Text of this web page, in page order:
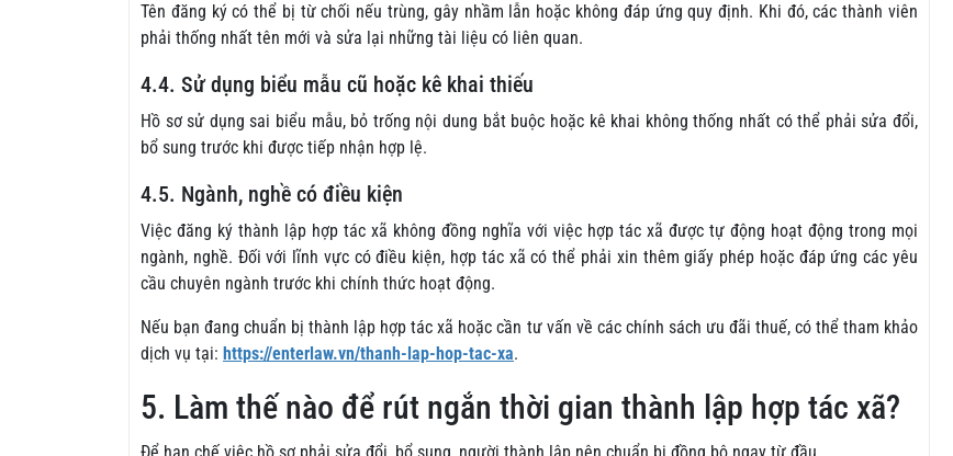
Tên đăng ký có thể bị từ chối nếu trùng, gây nhầm lẫn hoặc không đáp ứng quy định. Khi đó, các thành viên
phải thống nhất tên mới và sửa lại những tài liệu có liên quan.
4.4. Sử dụng biểu mẫu cũ hoặc kê khai thiếu
Hồ sơ sử dụng sai biểu mẫu, bỏ trống nội dung bắt buộc hoặc kê khai không thống nhất có thể phải sửa đổi,
bổ sung trước khi được tiếp nhận hợp lệ.
4.5. Ngành, nghề có điều kiện
Việc đăng ký thành lập hợp tác xã không đồng nghĩa với việc hợp tác xã được tự động hoạt động trong mọi
ngành, nghề. Đối với lĩnh vực có điều kiện, hợp tác xã có thể phải xin thêm giấy phép hoặc đáp ứng các yêu
cầu chuyên ngành trước khi chính thức hoạt động.
Nếu bạn đang chuẩn bị thành lập hợp tác xã hoặc cần tư vấn về các chính sách ưu đãi thuế, có thể tham khảo
dịch vụ tại: https://enterlaw.vn/thanh-lap-hop-tac-xa.
5. Làm thế nào để rút ngắn thời gian thành lập hợp tác xã?